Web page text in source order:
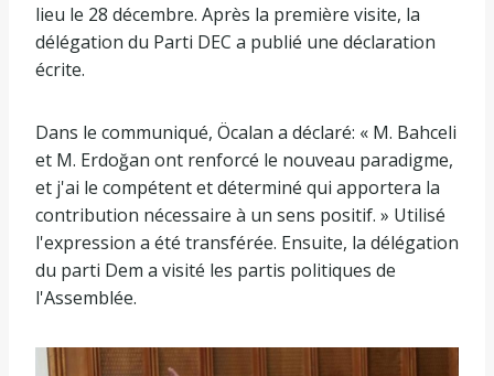
lieu le 28 décembre. Après la première visite, la
délégation du Parti DEC a publié une déclaration
écrite.
Dans le communiqué, Öcalan a déclaré: « M. Bahceli
et M. Erdoğan ont renforcé le nouveau paradigme,
et j'ai le compétent et déterminé qui apportera la
contribution nécessaire à un sens positif. » Utilisé
l'expression a été transférée. Ensuite, la délégation
du parti Dem a visité les partis politiques de
l'Assemblée.